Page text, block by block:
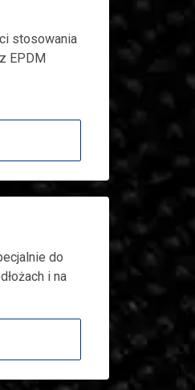
stosowania
EPDM
do
i na